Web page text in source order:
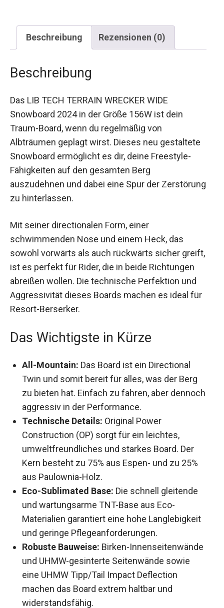
Beschreibung Rezensionen (0)
Beschreibung
Das LIB TECH TERRAIN WRECKER WIDE
Snowboard 2024 in der Größe 156W ist dein
Traum-Board, wenn du regelmäßig von
Albträumen geplagt wirst. Dieses neu gestaltete
Snowboard ermöglicht es dir, deine Freestyle-
Fähigkeiten auf den gesamten Berg
auszudehnen und dabei eine Spur der Zerstörung
zu hinterlassen.
Mit seiner directionalen Form, einer
schwimmenden Nose und einem Heck, das
sowohl vorwärts als auch rückwärts sicher greift,
ist es perfekt für Rider, die in beide Richtungen
abreißen wollen. Die technische Perfektion und
Aggressivität dieses Boards machen es ideal für
Resort-Berserker.
Das Wichtigste in Kürze
All-Mountain: Das Board ist ein Directional
Twin und somit bereit für alles, was der Berg
zu bieten hat. Einfach zu fahren, aber dennoch
aggressiv in der Performance.
Technische Details: Original Power
Construction (OP) sorgt für ein leichtes,
umweltfreundliches und starkes Board. Der
Kern besteht zu 75% aus Espen- und zu 25%
aus Paulownia-Holz.
Eco-Sublimated Base: Die schnell gleitende
und wartungsarme TNT-Base aus Eco-
Materialien garantiert eine hohe Langlebigkeit
und geringe Pflegeanforderungen.
Robuste Bauweise: Birken-Innenseitenwände
und UHMW-gesinterte Seitenwände sowie
eine UHMW Tipp/Tail Impact Deflection
machen das Board extrem haltbar und
widerstandsfähig.